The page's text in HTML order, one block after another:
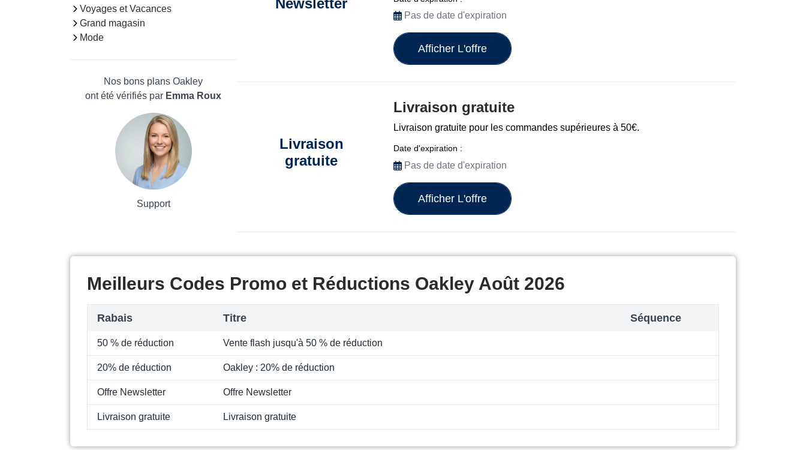
Voyages et Vacances
Grand magasin
Mode
Nos bons plans Oakley
ont été vérifiés par Emma Roux
Support
Newsletter
Pas de date d'expiration
Afficher L'offre
Livraison
gratuite
Livraison gratuite
Livraison gratuite pour les commandes supérieures à 50€.
Date d'expiration :
Pas de date d'expiration
Afficher L'offre
Meilleurs Codes Promo et Réductions Oakley Août 2026
Rabais Titre Séquence
50 % de réduction Vente flash jusqu'à 50 % de réduction
20% de réduction Oakley : 20% de réduction
Offre Newsletter Offre Newsletter
Livraison gratuite Livraison gratuite